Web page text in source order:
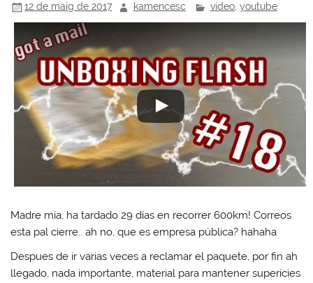
12 de maig de 2017 kamencesc video, youtube
Madre mía, ha tardado 29 días en recorrer 600km! Correos
esta pal cierre.. ah no, que es empresa pública? hahaha
Despues de ir varias veces a reclamar el paquete, por fin ah
llegado, nada importante, material para mantener supericies